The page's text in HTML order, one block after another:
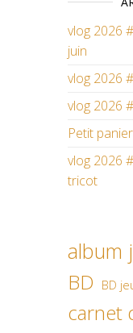
vlog 2026
juin
vlog 2026
vlog 2026
Petit
vlog 2026
tricot
album
BD BD
carnet